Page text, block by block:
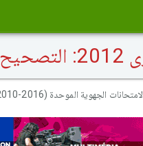
الجهوية الموحدة (2016-2010)